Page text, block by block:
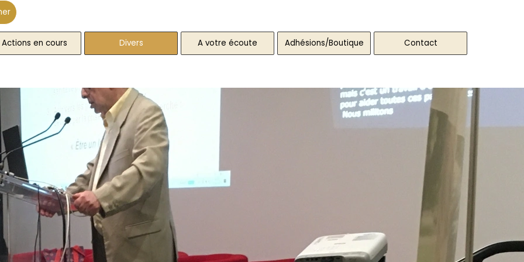
Actions en cours ▼
Divers ▼
A votre écoute ▼
Adhésions/Boutique ▼
Contact